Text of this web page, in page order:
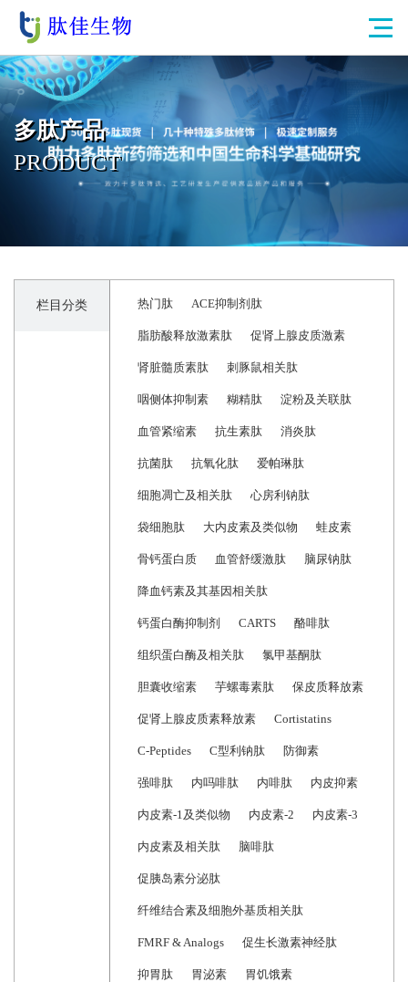
多肽产品
PRODUCT
栏目分类 热门肽 ACE抑制剂肽
脂肪酸释放激素肽 促肾上腺皮质激素
肾脏髓质素肽 刺豚鼠相关肽
咽侧体抑制素 糊精肽 淀粉及关联肽
血管紧缩素 抗生素肽 消炎肽
抗菌肽 抗氧化肽 爱帕琳肽
细胞凋亡及相关肽 心房利钠肽
袋细胞肽 大内皮素及类似物 蛙皮素
骨钙蛋白质 血管舒缓激肽 脑尿钠肽
降血钙素及其基因相关肽
钙蛋白酶抑制剂 CARTS 酪啡肽
组织蛋白酶及相关肽 氯甲基酮肽
胆囊收缩素 芋螺毒素肽 保皮质释放素
促肾上腺皮质素释放素 Cortistatins
C-Peptides C型利钠肽 防御素
强啡肽 内吗啡肽 内啡肽 内皮抑素
内皮素-1及类似物 内皮素-2 内皮素-3
内皮素及相关肽 脑啡肽
促胰岛素分泌肽
纤维结合素及细胞外基质相关肽
FMRF & Analogs 促生长激素神经肽
抑胃肽 胃泌素 胃饥饿素